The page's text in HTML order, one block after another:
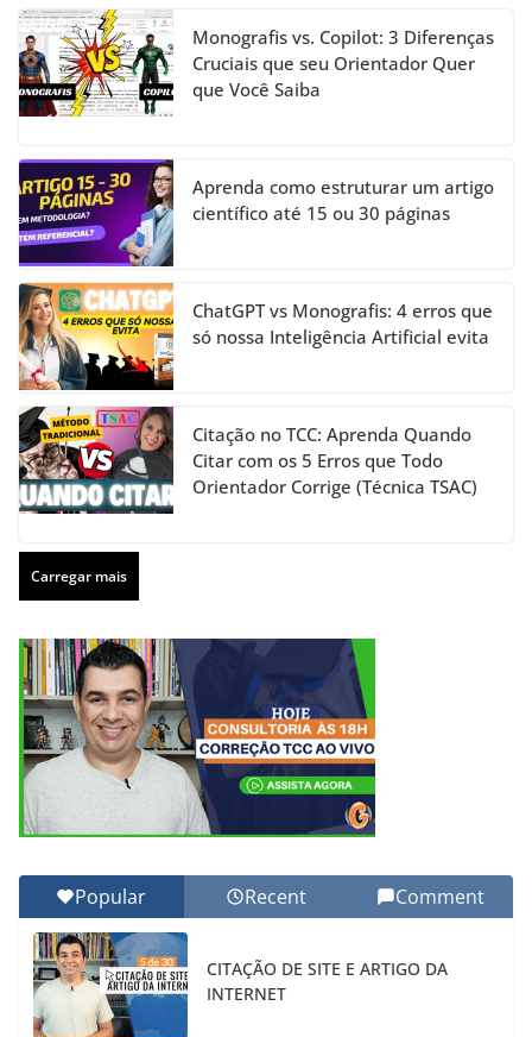
Monografis vs. Copilot: 3 Diferenças
Cruciais que seu Orientador Quer
que Você Saiba
Aprenda como estruturar um artigo
científico até 15 ou 30 páginas
ChatGPT vs Monografis: 4 erros que
só nossa Inteligência Artificial evita
Citação no TCC: Aprenda Quando
Citar com os 5 Erros que Todo
Orientador Corrige (Técnica TSAC)
Carregar mais
Popular Recent Comment
CITAÇÃO DE SITE E ARTIGO DA
INTERNET